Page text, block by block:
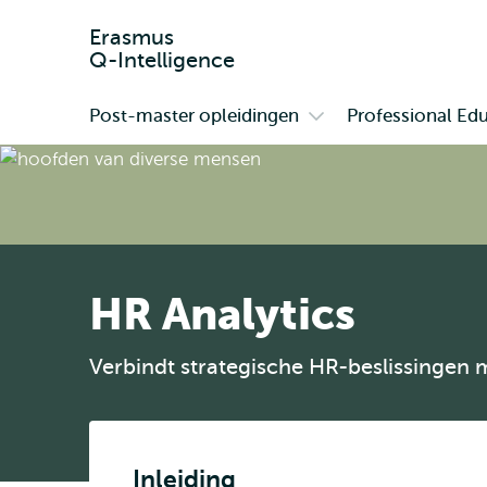
Erasmus
Q-Intelligence
Primair
Post-master opleidingen Professional
HR Analytics
Verbindt strategische HR-beslissingen
Inleiding